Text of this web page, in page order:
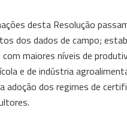
desta Resolução
dos dados de campo;
maiores níveis de
e de indústria
adoção dos regimes de